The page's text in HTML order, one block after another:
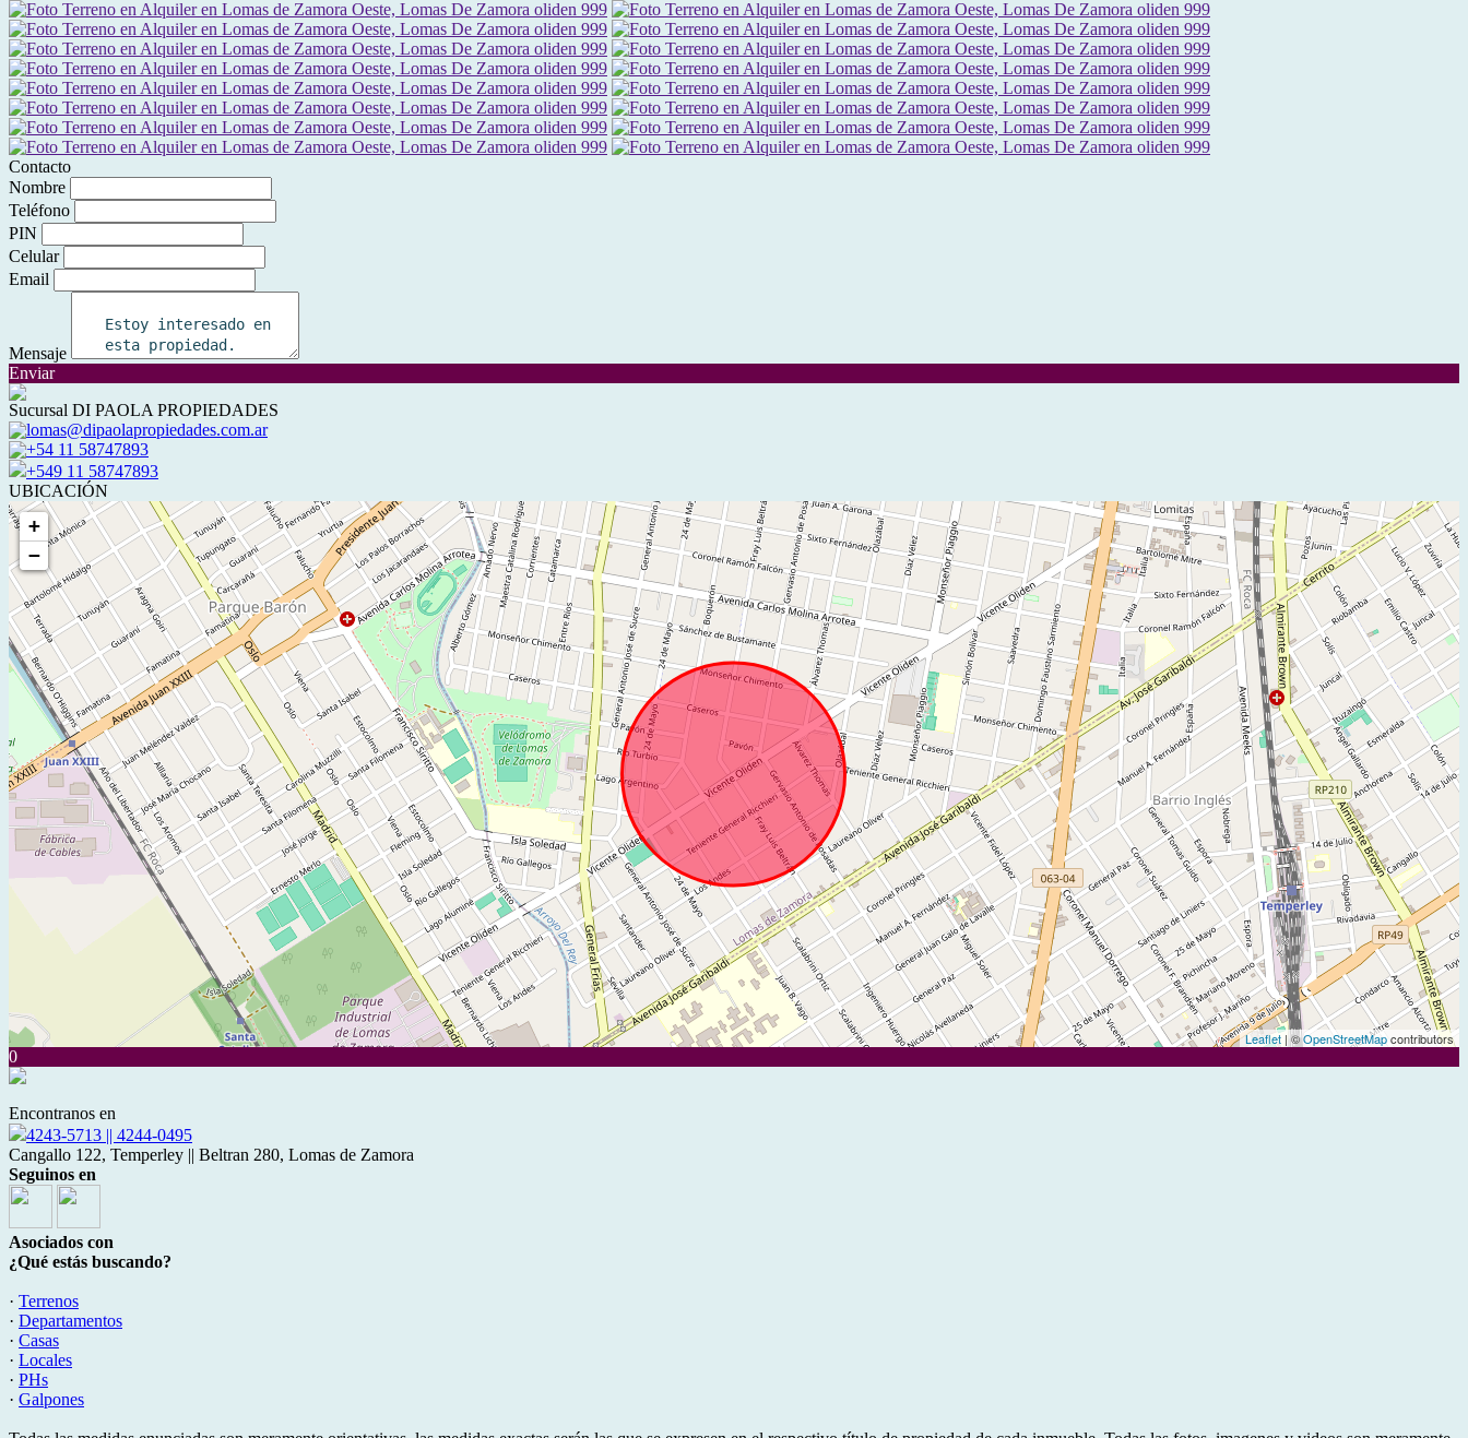
Contacto
Nombre
Teléfono
PIN
Celular
Email
Mensaje
Enviar
Sucursal DI PAOLA PROPIEDADES
lomas@dipaolapropiedades.com.ar
+54 11 58747893
+549 11 58747893
UBICACIÓN
+
−
Leaflet | ©OpenStreetMapcontributors
0
Encontranos en
4243-5713 || 4244-0495
Cangallo 122, Temperley || Beltran 280, Lomas de Zamora
Seguinos en
Asociados con
¿Qué estás buscando?
· Terrenos
· Departamentos
· Casas
· Locales
· PHs
· Galpones